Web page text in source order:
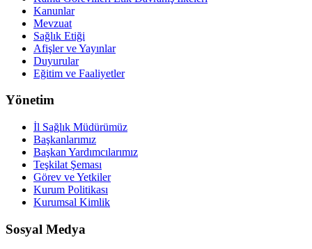
Kanunlar
Mevzuat
Sağlık Etiği
Afişler ve Yayınlar
Duyurular
Eğitim ve Faaliyetler
Yönetim
İl Sağlık Müdürümüz
Başkanlarımız
Başkan Yardımcılarımız
Teşkilat Şeması
Görev ve Yetkiler
Kurum Politikası
Kurumsal Kimlik
Sosyal Medya